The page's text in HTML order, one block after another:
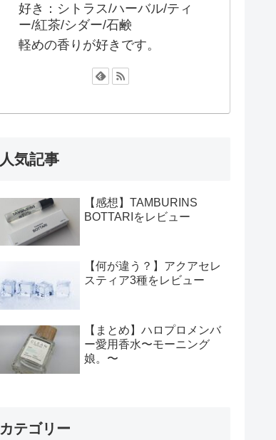
好き：シトラス/ハーバル/ティ
ー/紅茶/シダー/石鹸
軽めの香りが好きです。
人気記事
【感想】TAMBURINS
BOTTARIをレビュー
【何が違う？】アクアセレ
スティア3種をレビュー
【まとめ】ハロプロメンバ
ー愛用香水〜モーニング
娘。〜
カテゴリー